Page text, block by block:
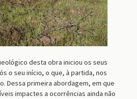
desta obra iniciou os seus
o seu início, o que, à partida, nos
Dessa primeira abordagem, em que
impactes a ocorrências ainda não